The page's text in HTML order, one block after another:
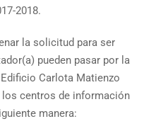
2018.
la solicitud para ser
pueden pasar por la
Carlota Matienzo
los centros de información
manera: